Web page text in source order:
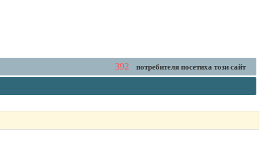
392 потребителя посетиха този сайт